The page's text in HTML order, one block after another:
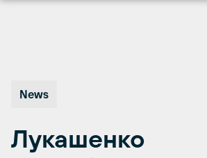
News
Лукашенко